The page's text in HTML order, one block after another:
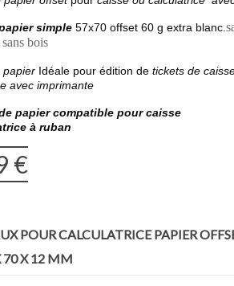
simple57x70offset 60 g extra blanc.
bois
papierIdéale pour édition de tickets de
avec imprimante
papier compatible pour caisse
à ruban
€
POUR CALCULATRICE PAPIER
70 X 12 MM